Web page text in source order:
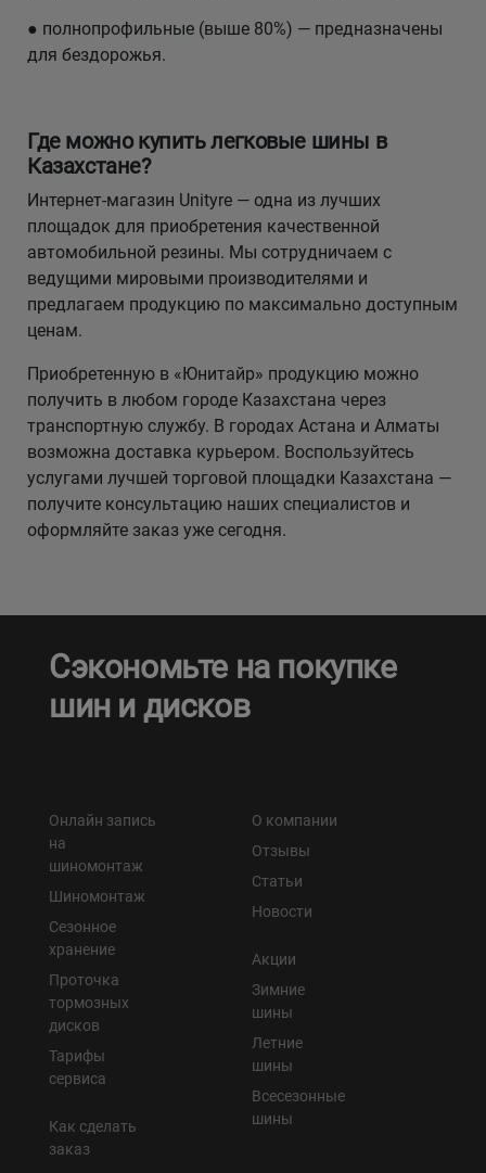
● полнопрофильные (выше 80%) — предназначены
для бездорожья.
Где можно купить легковые шины в
Казахстане?
Интернет-магазин Unityre — одна из лучших
площадок для приобретения качественной
автомобильной резины. Мы сотрудничаем с
ведущими мировыми производителями и
предлагаем продукцию по максимально доступным
ценам.
Приобретенную в «Юнитайр» продукцию можно
получить в любом городе Казахстана через
транспортную службу. В городах Астана и Алматы
возможна доставка курьером. Воспользуйтесь
услугами лучшей торговой площадки Казахстана —
получите консультацию наших специалистов и
оформляйте заказ уже сегодня.
Сэкономьте на покупке
шин и дисков
Онлайн запись
на
шиномонтаж
Шиномонтаж
Сезонное
хранение
Проточка
тормозных
дисков
Тарифы
сервиса
Как сделать
заказ
О компании
Отзывы
Статьи
Новости
Акции
Зимние
шины
Летние
шины
Всесезонные
шины